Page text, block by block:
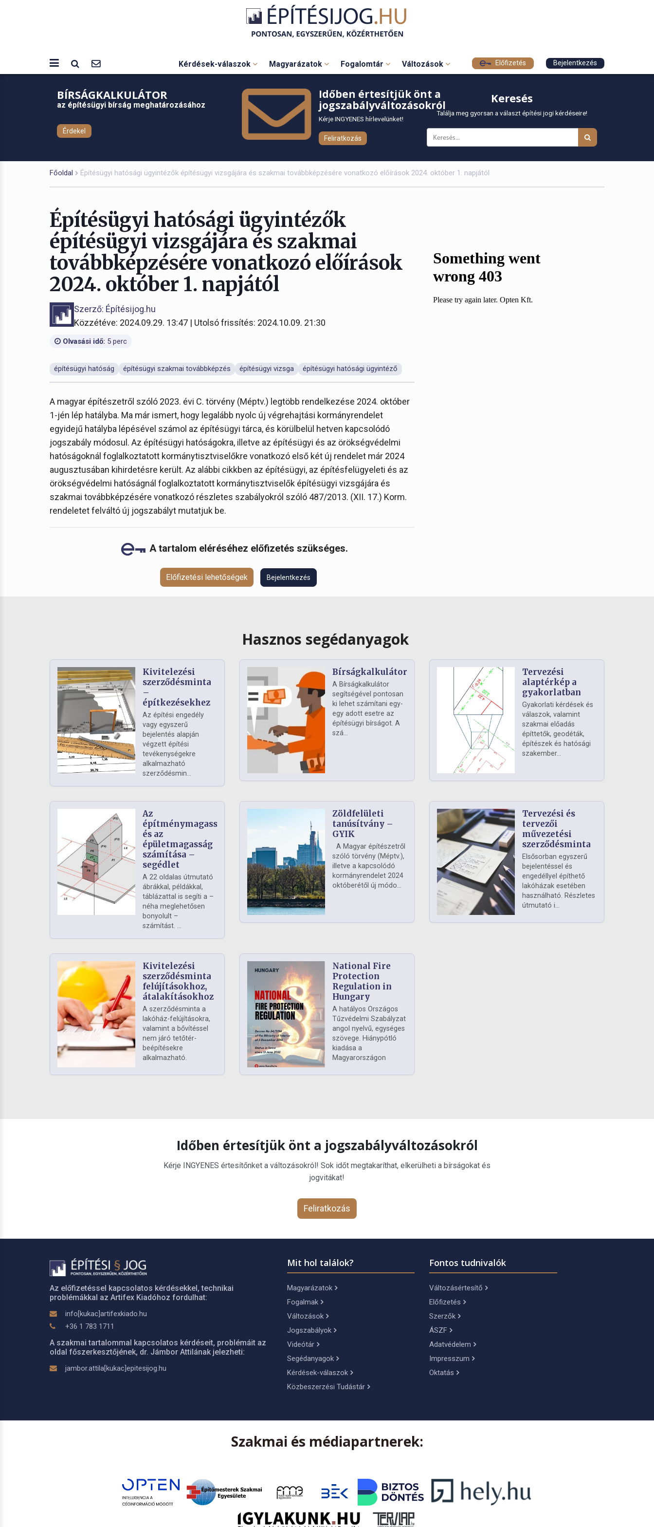
Kérdések-válaszok Magyarázatok Fogalomtár Változások Előfizetés Bejelentkezés
BÍRSÁGKALKULÁTOR
az építésügyi bírság meghatározásához
Érdekel
Időben értesítjük önt a
jogszabályváltozásokról
Kérje INGYENES hírlevelünket!
Feliratkozás
Keresés
Találja meg gyorsan a választ építési jogi kérdéseire!
Főoldal Építésügyi hatósági ügyintézők építésügyi vizsgájára és szakmai továbbképzésére vonatkozó előírások 2024. október 1. napjától
Építésügyi hatósági ügyintézők
építésügyi vizsgájára és szakmai
továbbképzésére vonatkozó előírások
2024. október 1. napjától
Szerző: Építésijog.hu
Közzétéve: 2024.09.29. 13:47 | Utolsó frissítés: 2024.10.09. 21:30
Olvasási idő: 5 perc
építésügyi hatóság építésügyi szakmai továbbképzés építésügyi vizsga építésügyi hatósági ügyintéző
A magyar építészetről szóló 2023. évi C. törvény (Méptv.) legtöbb rendelkezése 2024. október
1-jén lép hatályba. Ma már ismert, hogy legalább nyolc új végrehajtási kormányrendelet
egyidejű hatályba lépésével számol az építésügyi tárca, és körülbelül hetven kapcsolódó
jogszabály módosul. Az építésügyi hatóságokra, illetve az építésügyi és az örökségvédelmi
hatóságoknál foglalkoztatott kormánytisztviselőkre vonatkozó első két új rendelet már 2024
augusztusában kihirdetésre került. Az alábbi cikkben az építésügyi, az építésfelügyeleti és az
örökségvédelmi hatóságnál foglalkoztatott kormánytisztviselők építésügyi vizsgájára és
szakmai továbbképzésére vonatkozó részletes szabályokról szóló 487/2013. (XII. 17.) Korm.
rendeletet felváltó új jogszabályt mutatjuk be.
A tartalom eléréséhez előfizetés szükséges.
Előfizetési lehetőségek Bejelentkezés
Hasznos segédanyagok
Kivitelezési
szerződésminta
–
építkezésekhez
Az építési engedély
vagy egyszerű
bejelentés alapján
végzett építési
tevékenységekre
alkalmazható
szerződésmin...
Bírságkalkulátor
A Bírságkalkulátor
segítségével pontosan
ki lehet számítani egy-
egy adott esetre az
építésügyi bírságot. A
szá...
Tervezési
alaptérkép a
gyakorlatban
Gyakorlati kérdések és
válaszok, valamint
szakmai előadás
építtetők, geodéták,
építészek és hatósági
szakember...
Az
építménymagasság
és az
épületmagasság
számítása –
segédlet
A 22 oldalas útmutató
ábrákkal, példákkal,
táblázattal is segíti a –
néha meglehetősen
bonyolult –
számítást. ...
Zöldfelületi
tanúsítvány –
GYIK
A Magyar építészetről
szóló törvény (Méptv.),
illetve a kapcsolódó
kormányrendelet 2024
októberétől új módo...
Tervezési és
tervezői
művezetési
szerződésminta
Elsősorban egyszerű
bejelentéssel és
engedéllyel építhető
lakóházak esetében
használható. Részletes
útmutató i...
Kivitelezési
szerződésminta
felújításokhoz,
átalakításokhoz
A szerződésminta a
lakóház-felújításokra,
valamint a bővítéssel
nem járó tetőtér-
beépítésekre
alkalmazható.
National Fire
Protection
Regulation in
Hungary
A hatályos Országos
Tűzvédelmi Szabályzat
angol nyelvű, egységes
szövege. Hiánypótló
kiadása a
Magyarországon
Időben értesítjük önt a jogszabályváltozásokról
Kérje INGYENES értesítőnket a változásokról! Sok időt megtakaríthat, elkerülheti a bírságokat és
jogvitákat!
Feliratkozás
Az előfizetéssel kapcsolatos kérdésekkel, technikai
problémákkal az Artifex Kiadóhoz fordulhat:
info[kukac]artifexkiado.hu
+36 1 783 1711
A szakmai tartalommal kapcsolatos kérdéseit, problémáit az
oldal főszerkesztőjének, dr. Jámbor Attilának jelezheti:
jambor.attila[kukac]epitesijog.hu
Mit hol találok?
Magyarázatok
Fogalmak
Változások
Jogszabályok
Videótár
Segédanyagok
Kérdések-válaszok
Közbeszerzési Tudástár
Fontos tudnivalók
Változásértesítő
Előfizetés
Szerzők
ÁSZF
Adatvédelem
Impresszum
Oktatás
Szakmai és médiapartnerek: